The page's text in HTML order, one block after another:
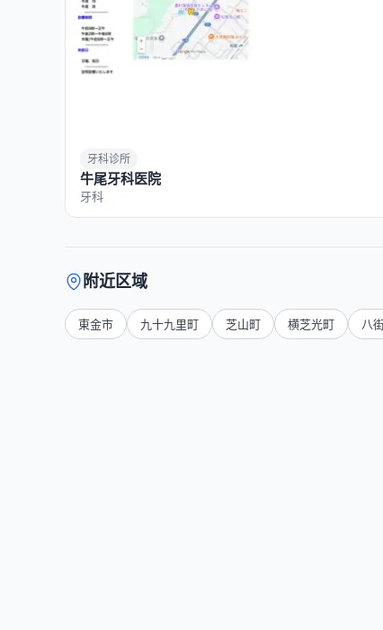
牙科诊所
牛尾牙科医院
牙科
附近区域
東金市 九十九里町 芝山町 横芝光町 八